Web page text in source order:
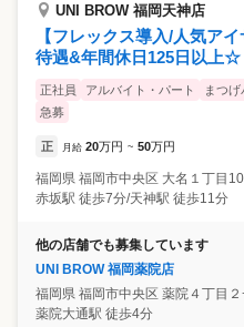
UNI BROW 福岡天神店
【フレックス導入/人気ア
待遇&年間休日125日以上☆
正社員 アルバイト・パート まつげ
急募
正 月給 20万円 ~ 50万円
福岡県 福岡市中央区 大名１丁目
赤坂駅 徒歩7分/天神駅 徒歩11分
他の店舗でも募集しています
UNI BROW 福岡薬院店
福岡県 福岡市中央区 薬院４丁目２
薬院大通駅 徒歩4分